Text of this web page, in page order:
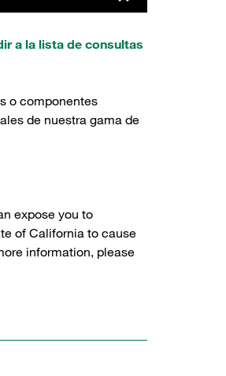
a la lista de consultas
o componentes
de nuestra gama de
expose you to
of California to cause
information, please